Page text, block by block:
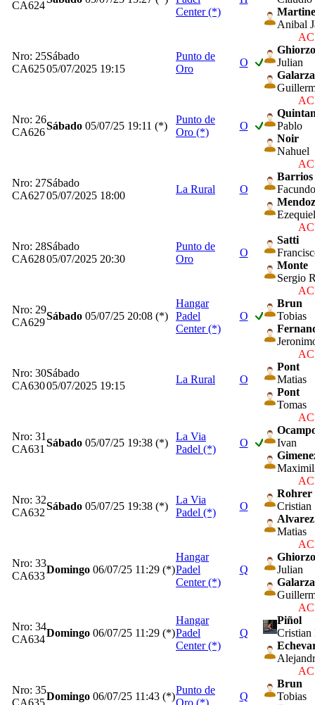
CA624
Center (*)
Anibal
Nro: 25
CA625
Sábado
05/07/2025 19:15
Punto de
Oro
O
Ghiorzo
Julian
Galarza
Nro: 26
CA626
Sábado 05/07/25 19:11 (*)
Punto de
Oro (*)
O
Pablo
Noir
Nahuel
Nro: 27
CA627
Sábado
05/07/2025 18:00
La Rural O
Barrios
Facundo
Ezequiel
Nro: 28
CA628
Sábado
05/07/2025 20:30
Punto de
Oro
O
Satti
Monte
Sergio
Nro: 29
CA629
Sábado 05/07/25 20:08 (*)
Hangar
Padel
Center (*)
O
Brun
Tobias
Nro: 30
CA630
Sábado
05/07/2025 19:15
La Rural O
Pont
Matias
Pont
Tomas
Nro: 31
CA631
Sábado 05/07/25 19:38 (*)
La Via
Padel (*)
O
Ivan
Nro: 32
CA632
Sábado 05/07/25 19:38 (*)
La Via
Padel (*)
O
Rohrer
Cristian
Alvarez
Matias
Nro: 33
CA633
Domingo 06/07/25 11:29 (*)
Hangar
Padel
Center (*)
Q
Ghiorzo
Julian
Galarza
Nro: 34
CA634
Domingo 06/07/25 11:29 (*)
Hangar
Padel
Center (*)
Q
Piñol
Cristian
Nro: 35
CA635
Domingo 06/07/25 11:43 (*)
Punto de
Oro (*)
Q
Brun
Tobias